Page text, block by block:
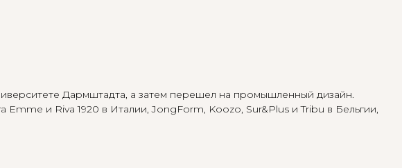
Дармштадта, а затем перешел на промышленный дизайн.
и Riva 1920 в Италии, JongForm, Koozo, Sur&Plus и Tribu в Бельгии,